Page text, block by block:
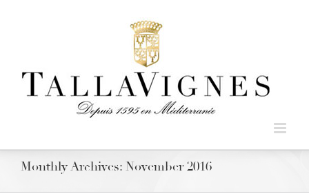
Monthly Archives: November 2016